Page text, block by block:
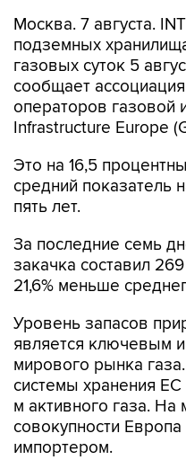
Москва. 7 августа.
подземных
газовых суток 5
сообщает
операторов газовой
Infrastructure Europe
Это на 16,5
средний показатель
пять лет.
За последние семь
закачка составил
21,6% меньше
Уровень запасов
является ключевым
мирового рынка
системы хранения ЕС
м активного газа.
совокупности
импортером.